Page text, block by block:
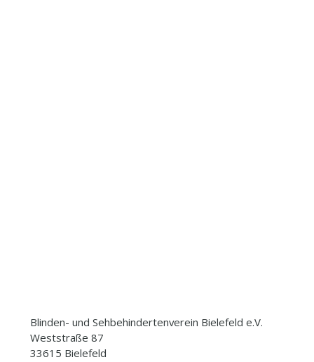
Blinden- und Sehbehindertenverein Bielefeld e.V.
Weststraße 87
33615 Bielefeld